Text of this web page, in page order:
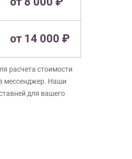
от 14 000 ₽
расчета стоимости
мессенджер. Наши
для вашего